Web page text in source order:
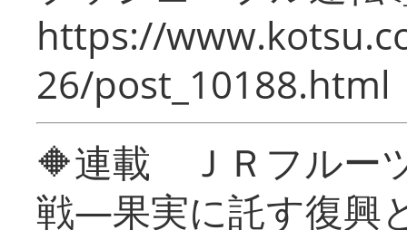
https://
26/post_10188.html
🔶連載 ＪＲフルー
戦―果実に託す復興